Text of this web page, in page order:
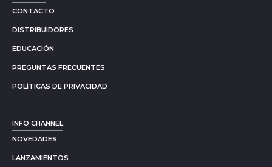
CONTACTO
DISTRIBUIDORES
EDUCACIÓN
PREGUNTAS FRECUENTES
POLÍTICAS DE PRIVACIDAD
INFO CHANNEL
NOVEDADES
LANZAMIENTOS